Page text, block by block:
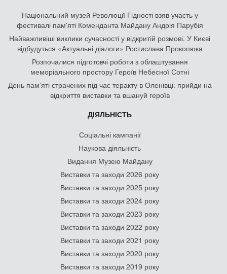
Національний музей Революції Гідності взяв участь у
фестивалі пам'яті Коменданта Майдану Андрія Парубія
Найважливіші виклики сучасності у відкритій розмові. У Києві
відбудуться «Актуальні діалоги» Ростислава Прокопюка
Розпочалися підготовчі роботи з облаштування
меморіального простору Героїв Небесної Сотні
День памʼяті страчених під час теракту в Оленівці: прийди на
відкриття виставки та вшануй героїв
ДІЯЛЬНІСТЬ
Соціальні кампанії
Наукова діяльність
Видання Музею Майдану
Виставки та заходи 2026 року
Виставки та заходи 2025 року
Виставки та заходи 2024 року
Виставки та заходи 2023 року
Виставки та заходи 2022 року
Виставки та заходи 2021 року
Виставки та заходи 2020 року
Виставки та заходи 2019 року